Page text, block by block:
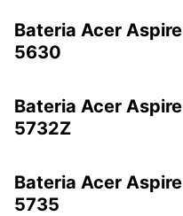
Bateria Acer Aspire
5630
Bateria Acer Aspire
5732Z
Bateria Acer Aspire
5735